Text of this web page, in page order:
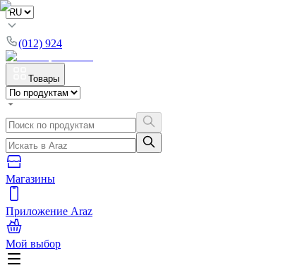
(012) 924
Товары
Магазины
Приложение Araz
Мой выбор